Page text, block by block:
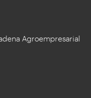
Agroempresarial